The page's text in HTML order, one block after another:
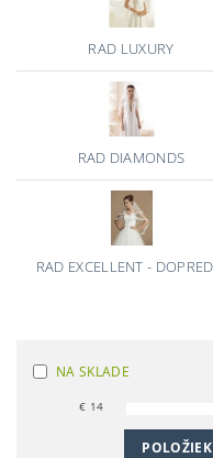
RAD LUXURY
RAD DIAMONDS
RAD EXCELLENT -
NA SKLADE
€ 14